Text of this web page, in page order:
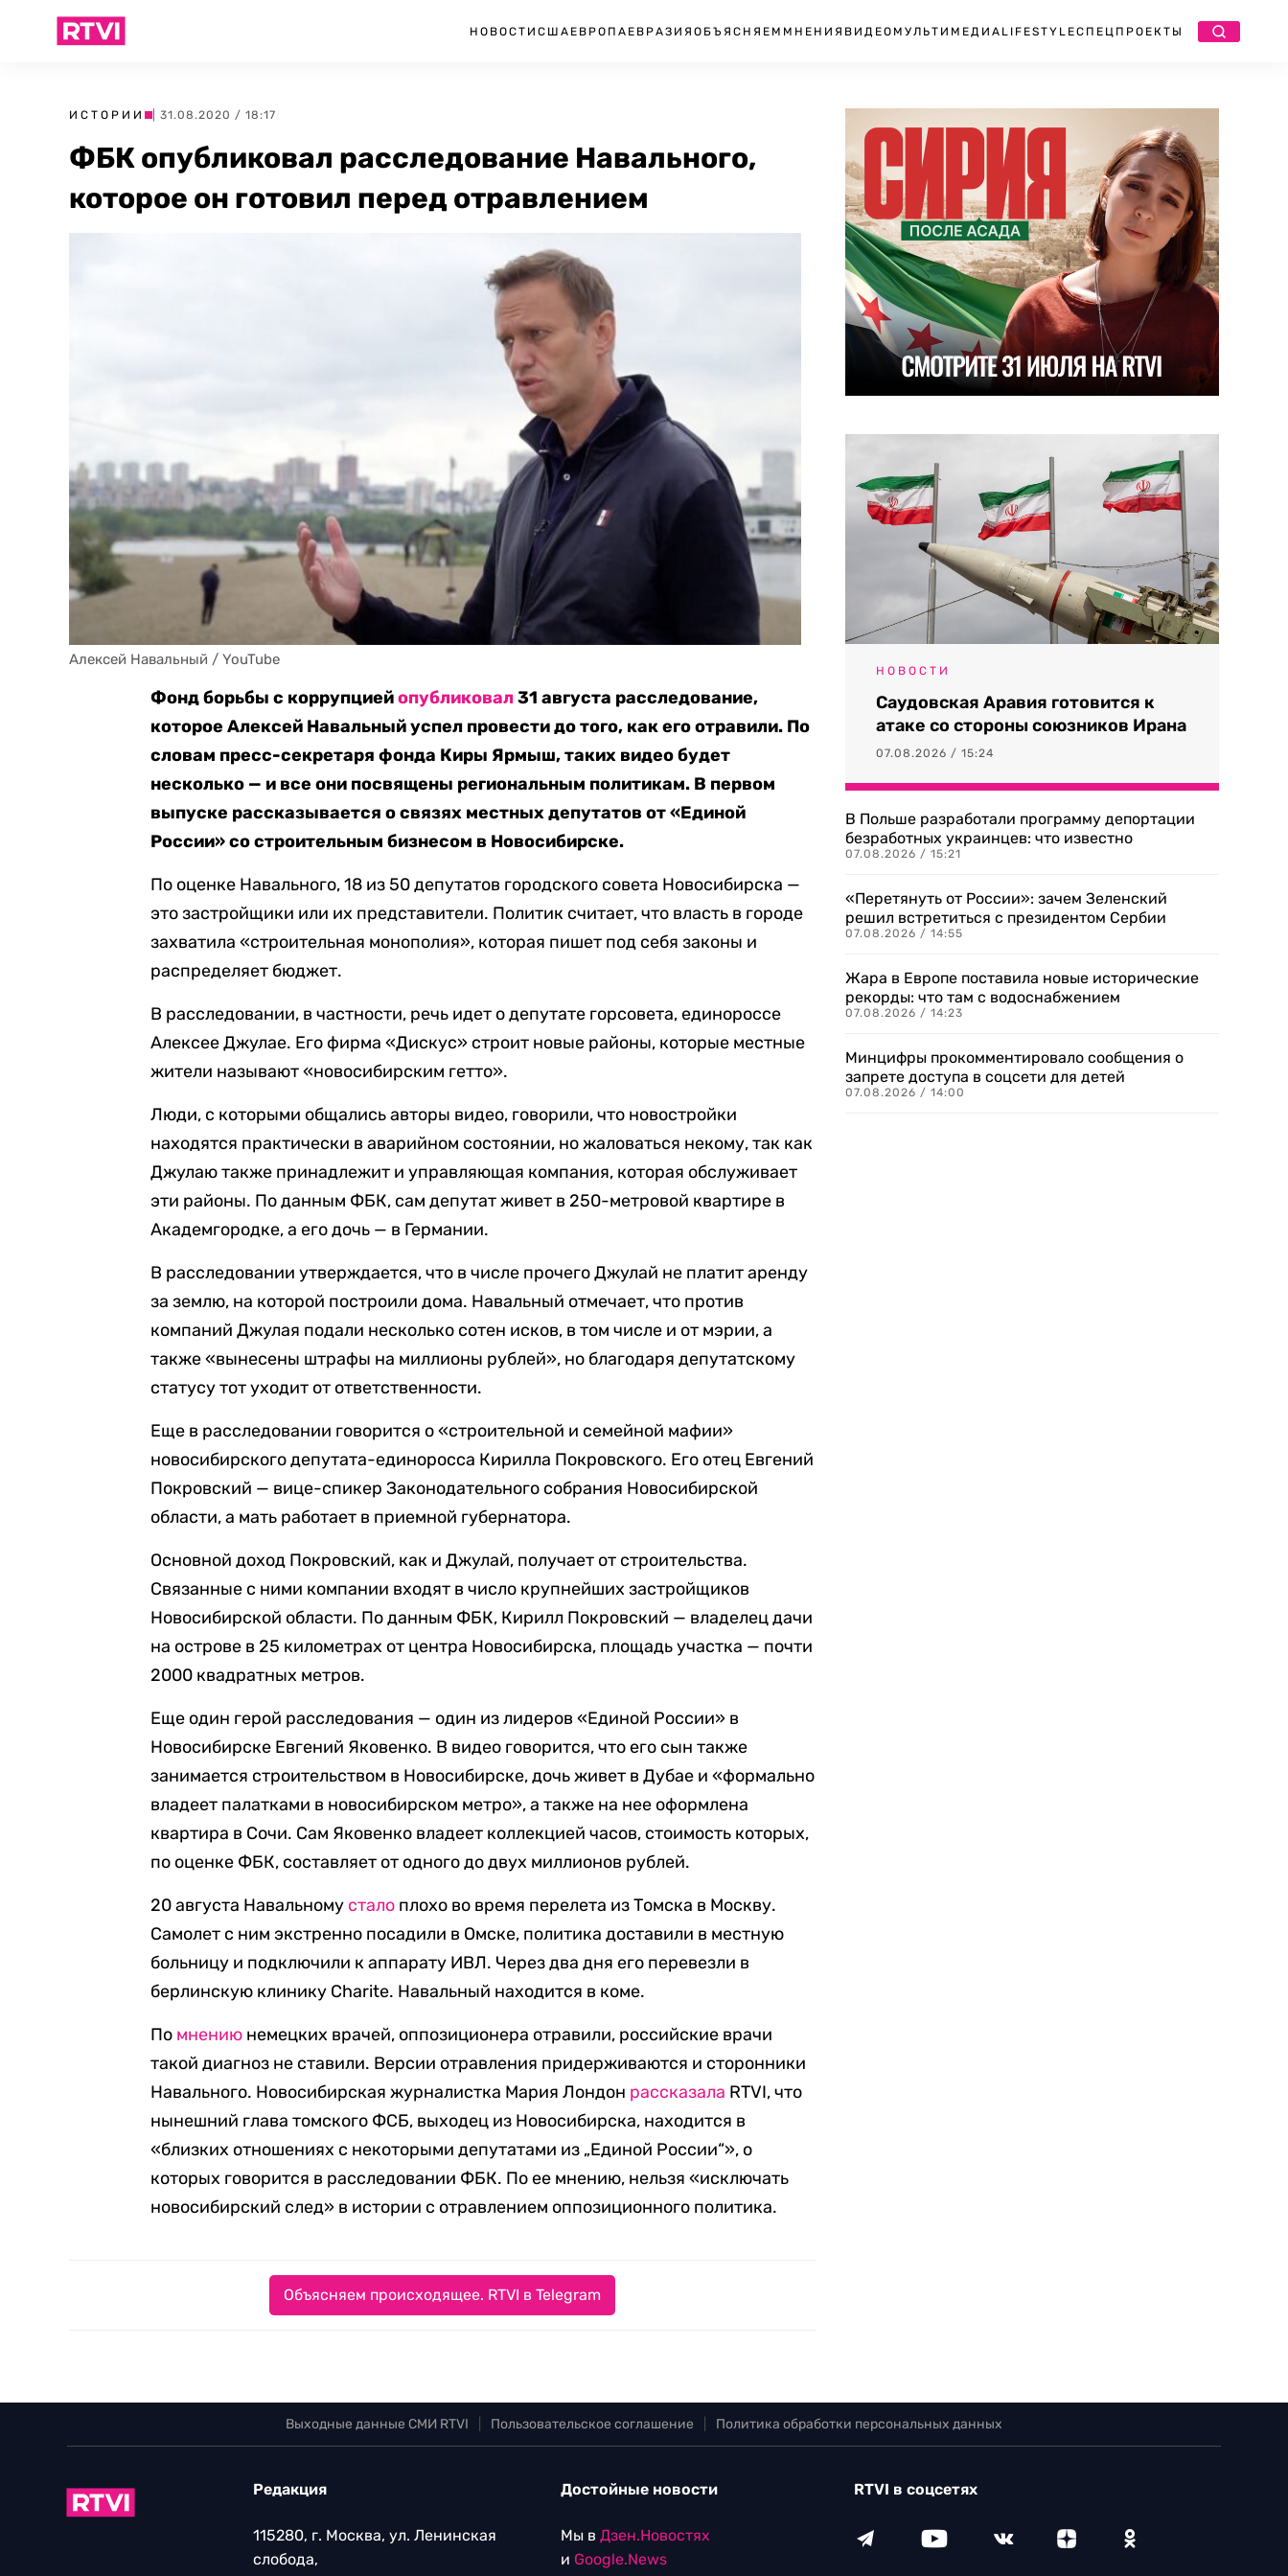
НОВОСТИ США ЕВРОПА ЕВРАЗИЯ ОБЪЯСНЯЕМ МНЕНИЯ ВИДЕО МУЛЬТИМЕДИА LIFESTYLEСПЕЦПРОЕКТЫ
ИСТОРИИ | 31.08.2020 / 18:17
ФБК опубликовал расследование Навального,
которое он готовил перед отравлением
Алексей Навальный / YouTube
Фонд борьбы с коррупциейопубликовал31 августа расследование,
которое Алексей Навальный успел провести до того, как его отравили. По
словам пресс-секретаря фонда Киры Ярмыш, таких видео будет
несколько — и все они посвящены региональным политикам. В первом
выпуске рассказывается о связях местных депутатов от «Единой
России» со строительным бизнесом в Новосибирске.
По оценке Навального, 18 из 50 депутатов городского совета Новосибирска —
это застройщики или их представители. Политик считает, что власть в городе
захватила «строительная монополия», которая пишет под себя законы и
распределяет бюджет.
В расследовании, в частности, речь идет о депутате горсовета, единороссе
Алексее Джулае. Его фирма «Дискус» строит новые районы, которые местные
жители называют «новосибирским гетто».
Люди, с которыми общались авторы видео, говорили, что новостройки
находятся практически в аварийном состоянии, но жаловаться некому, так как
Джулаю также принадлежит и управляющая компания, которая обслуживает
эти районы. По данным ФБК, сам депутат живет в 250-метровой квартире в
Академгородке, а его дочь — в Германии.
В расследовании утверждается, что в числе прочего Джулай не платит аренду
за землю, на которой построили дома. Навальный отмечает, что против
компаний Джулая подали несколько сотен исков, в том числе и от мэрии, а
также «вынесены штрафы на миллионы рублей», но благодаря депутатскому
статусу тот уходит от ответственности.
Еще в расследовании говорится о «строительной и семейной мафии»
новосибирского депутата-единоросса Кирилла Покровского. Его отец Евгений
Покровский — вице-спикер Законодательного собрания Новосибирской
области, а мать работает в приемной губернатора.
Основной доход Покровский, как и Джулай, получает от строительства.
Связанные с ними компании входят в число крупнейших застройщиков
Новосибирской области. По данным ФБК, Кирилл Покровский — владелец дачи
на острове в 25 километрах от центра Новосибирска, площадь участка — почти
2000 квадратных метров.
Еще один герой расследования — один из лидеров «Единой России» в
Новосибирске Евгений Яковенко. В видео говорится, что его сын также
занимается строительством в Новосибирске, дочь живет в Дубае и «формально
владеет палатками в новосибирском метро», а также на нее оформлена
квартира в Сочи. Сам Яковенко владеет коллекцией часов, стоимость которых,
по оценке ФБК, составляет от одного до двух миллионов рублей.
20 августа Навальному стало плохо во время перелета из Томска в Москву.
Самолет с ним экстренно посадили в Омске, политика доставили в местную
больницу и подключили к аппарату ИВЛ. Через два дня его перевезли в
берлинскую клинику Charite. Навальный находится в коме.
По мнению немецких врачей, оппозиционера отравили, российские врачи
такой диагноз не ставили. Версии отравления придерживаются и сторонники
Навального. Новосибирская журналистка Мария Лондон рассказала RTVI, что
нынешний глава томского ФСБ, выходец из Новосибирска, находится в
«близких отношениях с некоторыми депутатами из „Единой России“», о
которых говорится в расследовании ФБК. По ее мнению, нельзя «исключать
новосибирский след» в истории с отравлением оппозиционного политика.
Объясняем происходящее. RTVI в Telegram
НОВОСТИ
Саудовская Аравия готовится к
атаке со стороны союзников Ирана
07.08.2026 / 15:24
В Польше разработали программу депортации
безработных украинцев: что известно
07.08.2026 / 15:21
«Перетянуть от России»: зачем Зеленский
решил встретиться с президентом Сербии
07.08.2026 / 14:55
Жара в Европе поставила новые исторические
рекорды: что там с водоснабжением
07.08.2026 / 14:23
Минцифры прокомментировало сообщения о
запрете доступа в соцсети для детей
07.08.2026 / 14:00
Выходные данные СМИ RTVI Пользовательское соглашение Политика обработки персональных данных
Редакция
115280, г. Москва, ул. Ленинская
слобода,
Достойные новости
Мы в Дзен.Новостях
и Google.News
RTVI в соцсетях